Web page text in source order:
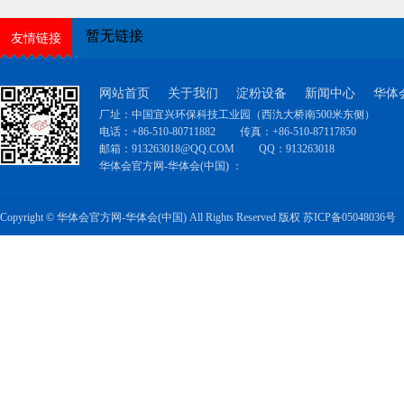
友情链接 暂无链接
网站首页 关于我们 淀粉设备 新闻中心 华体
厂址：中国宜兴环保科技工业园（西氿大桥南500米东侧）
电话：+86-510-80711882
传真：+86-510-87117850
邮箱： 913263018@QQ.COM QQ： 913263018
华体会官方网-华体会(中国) ：
Copyright © 华体会官方网-华体会(中国) All Rights Reserved 版权 苏ICP备05048036号